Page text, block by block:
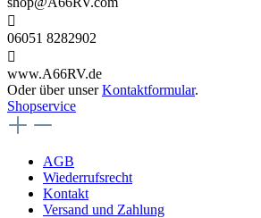
06051 8282902
www.A66RV.de
Oder über unserKontaktformular.
Shopservice
AGB
Wiederrufsrecht
Kontakt
Versand und Zahlung